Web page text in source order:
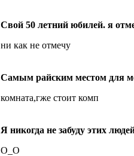
Свой 50 летний юбилей. я
ни как не отмечу
Самым райским местом для
комната,гже стоит комп
Я никогда не забуду этих
О_О